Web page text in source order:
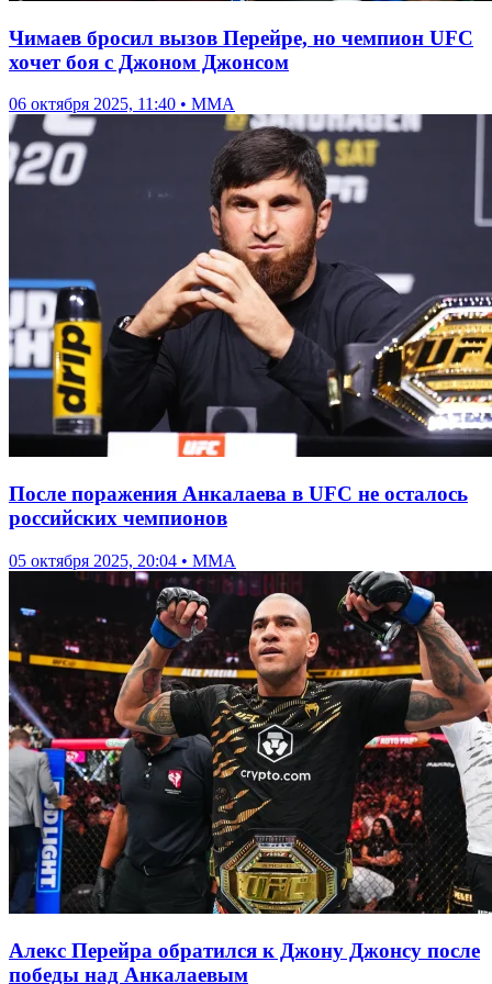
Чимаев бросил вызов Перейре, но чемпион UFC
хочет боя с Джоном Джонсом
06 октября 2025, 11:40 • ММА
После поражения Анкалаева в UFC не осталось
российских чемпионов
05 октября 2025, 20:04 • ММА
Алекс Перейра обратился к Джону Джонсу после
победы над Анкалаевым